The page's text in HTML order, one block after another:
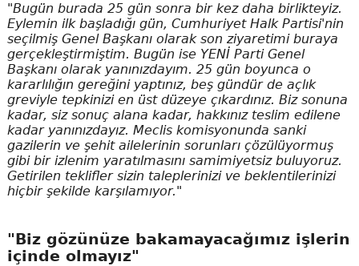
"Bugün burada 25 gün sonra bir kez daha birlikteyiz.
Eylemin ilk başladığı gün, Cumhuriyet Halk Partisi'nin
seçilmiş Genel Başkanı olarak son ziyaretimi buraya
gerçekleştirmiştim. Bugün ise YENİ Parti Genel
Başkanı olarak yanınızdayım. 25 gün boyunca o
kararlılığın gereğini yaptınız, beş gündür de açlık
greviyle tepkinizi en üst düzeye çıkardınız. Biz sonuna
kadar, siz sonuç alana kadar, hakkınız teslim edilene
kadar yanınızdayız. Meclis komisyonunda sanki
gazilerin ve şehit ailelerinin sorunları çözülüyormuş
gibi bir izlenim yaratılmasını samimiyetsiz buluyoruz.
Getirilen teklifler sizin taleplerinizi ve beklentilerinizi
hiçbir şekilde karşılamıyor."
"Biz gözünüze bakamayacağımız işlerin
içinde olmayız"